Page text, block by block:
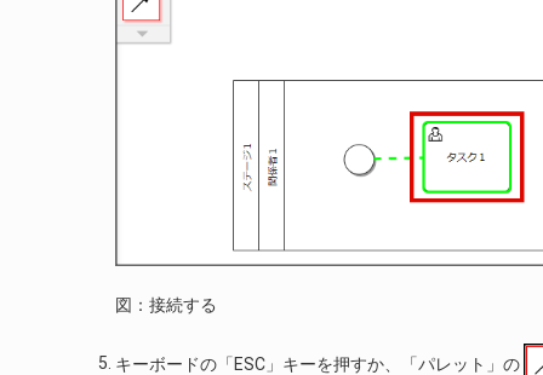
図：接続する
キーボードの「ESC」キーを押すか、「パレット」の